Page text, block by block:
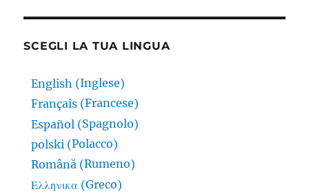
SCEGLI LA TUA LINGUA
English (Inglese)
Français (Francese)
Español (Spagnolo)
polski (Polacco)
Română (Rumeno)
Ελληνικα (Greco)